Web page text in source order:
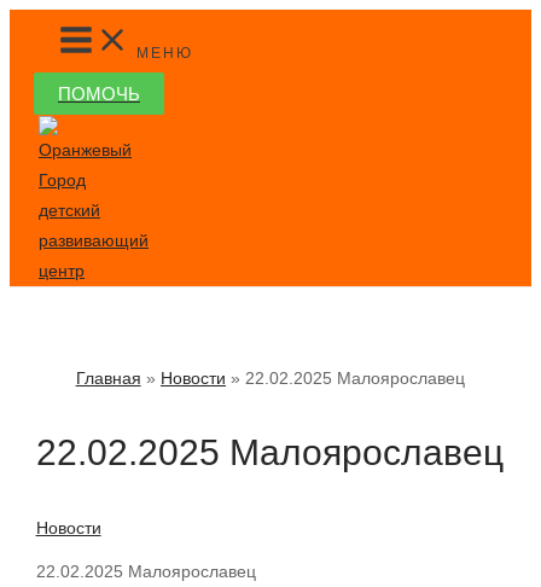
Перейти
содержимому
MAIN
MENU
МЕНЮ
ПОМОЧЬ
Главная Новости 22.02.2025 Малоярославец
22.02.2025 Малоярославец
Новости
22.02.2025 Малоярославец